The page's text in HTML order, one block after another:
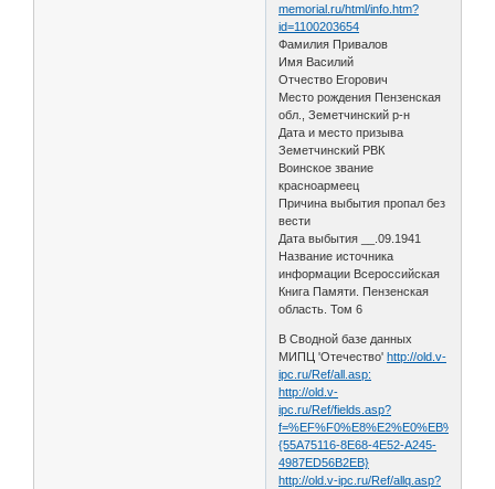
memorial.ru/html/info.htm?
id=1100203654
Фамилия Привалов
Имя Василий
Отчество Егорович
Место рождения Пензенская
обл., Земетчинский р-н
Дата и место призыва
Земетчинский РВК
Воинское звание
красноармеец
Причина выбытия пропал без
вести
Дата выбытия __.09.1941
Название источника
информации Всероссийская
Книга Памяти. Пензенская
область. Том 6
В Сводной базе данных
МИПЦ 'Отечество'http://old.v-
ipc.ru/Ref/all.asp:
http://old.v-
ipc.ru/Ref/fields.asp?
{55A75116-8E68-4E52-A245-
4987ED56B2EB}
http://old.v-ipc.ru/Ref/allq.asp?